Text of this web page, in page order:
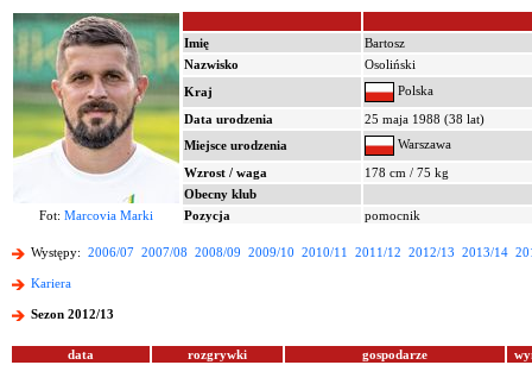
Imię
Bartosz
Nazwisko
Osoliński
Kraj
Polska
Data urodzenia
25 maja 1988 (38 lat)
Miejsce urodzenia
Warszawa
Wzrost / waga
178 cm / 75 kg
Obecny klub
Fot: Marcovia Marki Pozycja pomocnik
Występy: 2006/07 2007/08 2008/09 2009/10 2010/11 2011/12 2012/13 2013/14
Kariera
Sezon 2012/13
data rozgrywki gospodarze